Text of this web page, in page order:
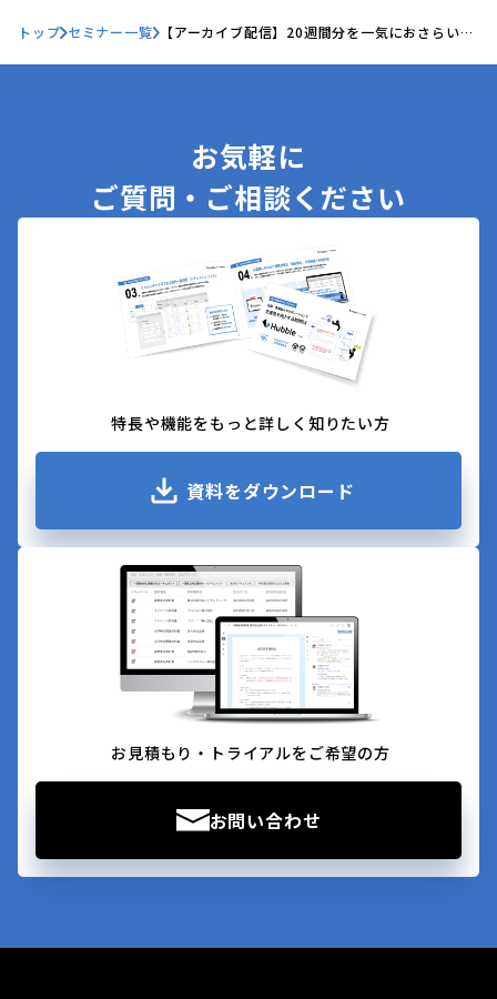
トップ セミナー一覧 【アーカイブ配信】20週間分を一気におさらい！
お気軽に
ご質問・ご相談ください
特長や機能をもっと詳しく知りたい方
資料をダウンロード
お見積もり・トライアルをご希望の方
お問い合わせ